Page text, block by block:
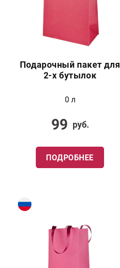
Подарочный пакет для
2-х бутылок
0 л
99 руб.
ПОДРОБНЕЕ